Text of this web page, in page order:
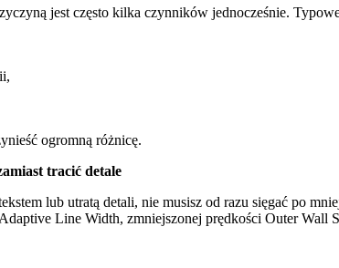
jest często kilka czynników jednocześnie.
ogromną różnicę.
tracić detale
lub utratą detali, nie musisz od razu sięgać po
Line Width, zmniejszonej prędkości Outer Wall